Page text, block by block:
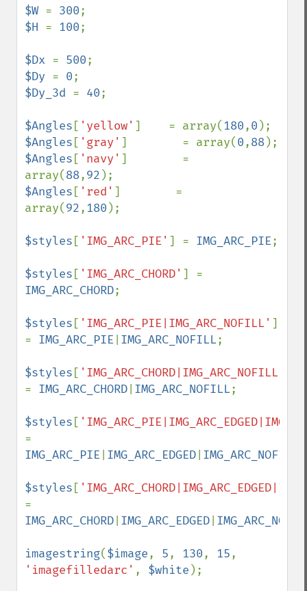
$W = 300
$H = 100;
$Dx = 500
$Dy = 0
$Dy_3d = 40;
$Angles [ 'yellow' ]    = array(180,0
$Angles [ 'gray' ]        = array(0,88
$Angles [ 'navy' ]        =
array(88,92
$Angles [ 'red' ]        =
array(92,180 );
$styles [ 'IMG_ARC_PIE' ] = IMG_ARC_PIE;
$styles [ 'IMG_ARC_CHORD'
IMG_ARC_CHORD;
$styles [ 'IMG_ARC_PIE|IMG_ARC_NOFILL' ]
= IMG_ARC_PIE IMG_ARC_NOFILL;
$styles [ 'IMG_ARC_CHORD|IMG_ARC_NOFILL'
= IMG_ARC_CHORD IMG_ARC_NOFILL;
$styles [
IMG_ARC_PIE IMG_ARC_EDGED IMG_ARC_NOFILL
$styles [
IMG_ARC_CHORD IMG_ARC_EDGED
imagestring($image, 5, 130, 15
'imagefilledarc' , $white );